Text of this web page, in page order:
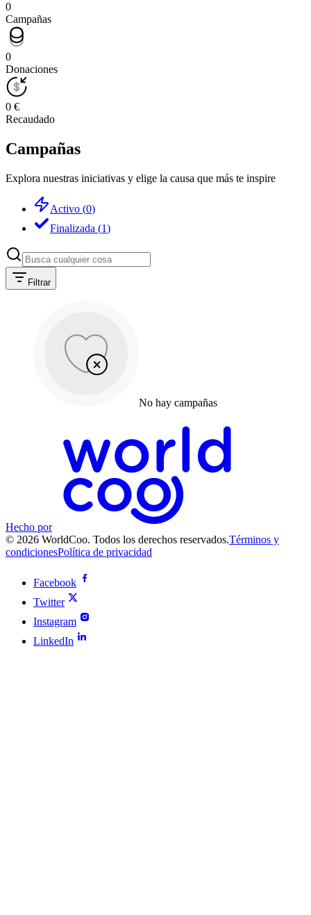
0
Campañas
0
Donaciones
0 €
Recaudado
Campañas
Explora nuestras iniciativas y elige la causa que más te inspire
Activo (0)
Finalizada (1)
Filtrar
No hay campañas
Hecho por
© 2026 WorldCoo. Todos los derechos reservados.Términos y
condicionesPolítica de privacidad
Facebook
Twitter
Instagram
LinkedIn